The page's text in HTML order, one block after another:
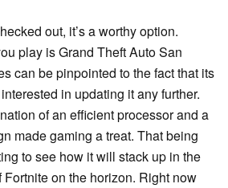
out, it’s a worthy option.
play is Grand Theft Auto San
can be pinpointed to the fact that its
in updating it any further.
of an efficient processor and a
made gaming a treat. That being
to see how it will stack up in the
on the horizon. Right now